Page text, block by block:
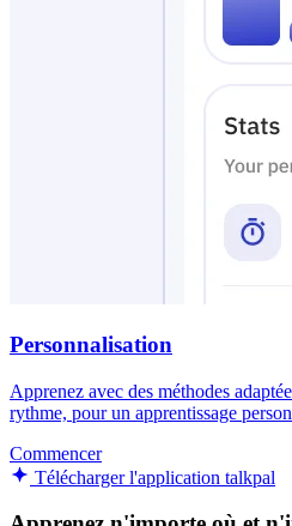
Personnalisation
Apprenez avec des méthodes
rythme, pour un apprentissage
Commencer
Télécharger l'application talkpal